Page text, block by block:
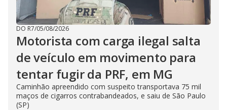
DO R7/05/08/2026
Motorista com carga ilegal salta
de veículo em movimento para
tentar fugir da PRF, em MG
Caminhão apreendido com suspeito transportava 75 mil
maços de cigarros contrabandeados, e saiu de São Paulo
(SP)